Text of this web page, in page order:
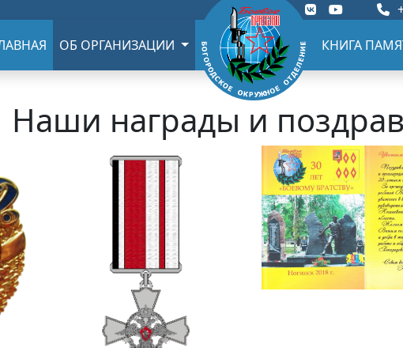
ОБ ОРГАНИЗАЦИИ КНИГА
Наши награды и